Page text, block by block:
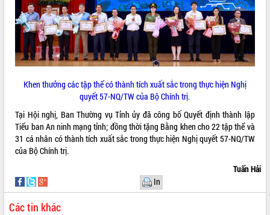
hiện nhiệm vụ quản lý tài sản công
hàng tuần
Tháo gỡ những vướng mắc, đẩy mạnh
công tác cải cách thủ tục hành chính
tại Trung tâm Phục vụ hành chính
Đắk Lắk: Tôn vinh 46 giải pháp tại Hội
thi Sáng tạo Kỹ thuật 2024 - 2025
Đắk Lắk rà soát, điều chỉnh Đề án 190
về phát triển nuôi trồng thủy sản
Phó Chủ tịch UBND tỉnh Đắk Lắk
Trương Công Thái kiểm tra thực địa
Thuột
Định vị cà phê Việt Nam như một “di
sản sống” trong dòng chảy toàn cầu
Khen thưởng các tập thể có thành tích xuất sắc trong thực hiện Nghị
quyết 57-NQ/TW của Bộ Chính trị.
Tại Hội nghị, Ban Thường vụ Tỉnh ủy đã công bố Quyết định thành lập
Tiểu ban An ninh mạng tỉnh; đồng thời tặng Bằng khen cho 22 tập thể và
31 cá nhân có thành tích xuất sắc trong thực hiện Nghị quyết 57-NQ/TW
của Bộ Chính trị.
Tuấn Hải
In
Các tin khác